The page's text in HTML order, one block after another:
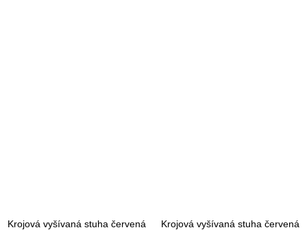
Krojová vyšívaná stuha červená
Krojová vyšívaná stuha červená